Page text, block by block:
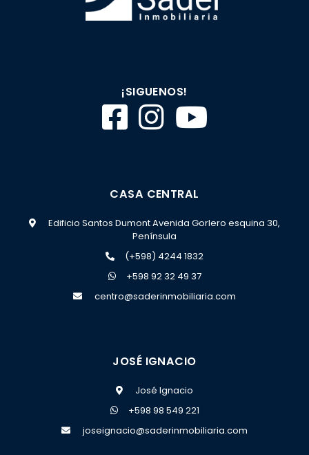
¡SIGUENOS!
CASA CENTRAL
Edificio Santos Dumont Avenida Gorlero esquina 30,
Península
(+598) 4244 1832
+598 92 32 49 37
centro@saderinmobiliaria.com
JOSÉ IGNACIO
José Ignacio
+598 98 549 221
joseignacio@saderinmobiliaria.com